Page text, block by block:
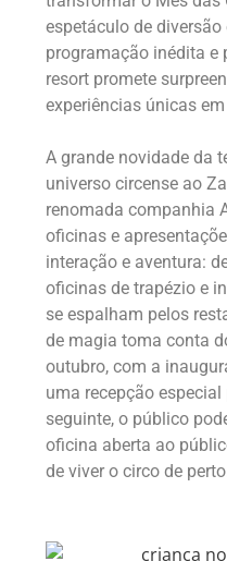
espetáculo de
programação inédita e
resort promete
experiências únicas
A grande novidade da
universo circense ao
renomada companhia
oficinas e
interação e aventura:
oficinas de trapézio e
se espalham pelos
de magia toma conta
outubro, com a
uma recepção
seguinte, o público
oficina aberta ao
de viver o circo de